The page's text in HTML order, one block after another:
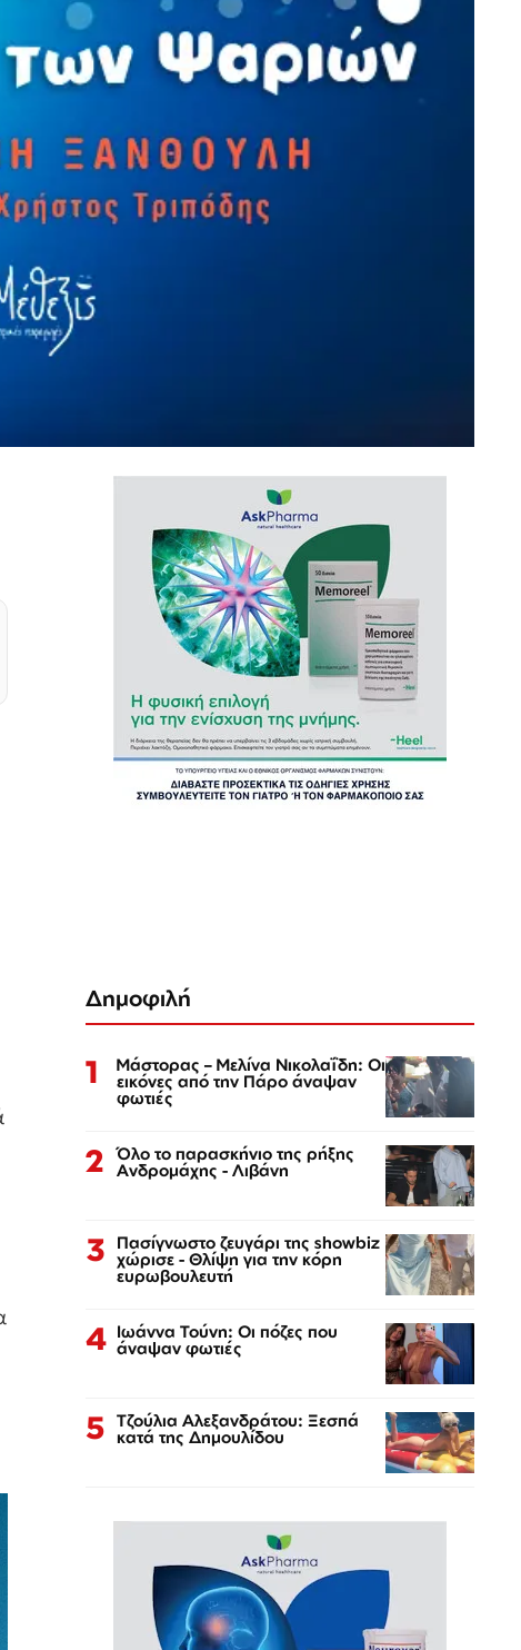
Δημοφιλή
1 Μάστορας – Μελίνα Νικολαΐδη: Οι
εικόνες από την Πάρο άναψαν
φωτιές
2 Όλο το παρασκήνιο της ρήξης
Ανδρομάχης - Λιβάνη
3 Πασίγνωστο ζευγάρι της showbiz
χώρισε - Θλίψη για την κόρη
ευρωβουλευτή
4 Ιωάννα Τούνη: Οι πόζες που
άναψαν φωτιές
5 Τζούλια Αλεξανδράτου: Ξεσπά
κατά της Δημουλίδου